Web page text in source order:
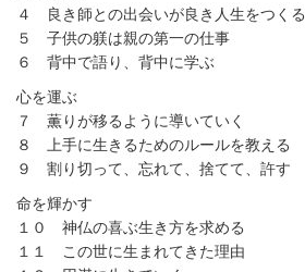
４ 良き師との出会いが良き人生をつくる
５ 子供の躾は親の第一の仕事
６ 背中で語り、背中に学ぶ
心を運ぶ
７ 薫りが移るように導いていく
８ 上手に生きるためのルールを教える
９ 割り切って、忘れて、捨てて、許す
命を輝かす
１０ 神仏の喜ぶ生き方を求める
１１ この世に生まれてきた理由